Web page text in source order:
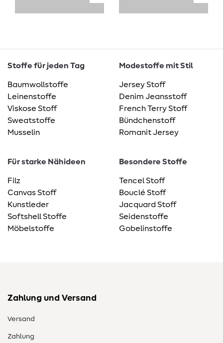
Stoffe für jeden Tag
Baumwollstoffe
Leinenstoffe
Viskose Stoff
Sweatstoffe
Musselin
Modestoffe mit Stil
Jersey Stoff
Denim Jeansstoff
French Terry Stoff
Bündchenstoff
Romanit Jersey
Für starke Nähideen
Filz
Canvas Stoff
Kunstleder
Softshell Stoffe
Möbelstoffe
Besondere Stoffe
Tencel Stoff
Bouclé Stoff
Jacquard Stoff
Seidenstoffe
Gobelinstoffe
Zahlung und Versand
Versand
Zahlung